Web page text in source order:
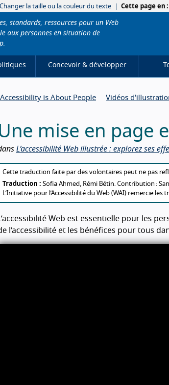
Changer la taille ou la couleur du texte Cette page en :
standards, ressources pour un Web
aux personnes en situation de
Concevoir & développer
Accessibility is About People Vidéos
mise en page
L’accessibilité Web illustrée : explorez ses
About this translation
Cette traduction faite par des volontaires peut ne pas
Traduction : Sofia Ahmed, Rémi Bétin. Contribution :
L’Initiative pour l’Accessibilité du Web (WAI) remercie
L’accessibilité Web est essentielle pour les
l’accessibilité et les bénéfices pour tous
sur une mise en page et